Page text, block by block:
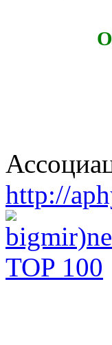
http://